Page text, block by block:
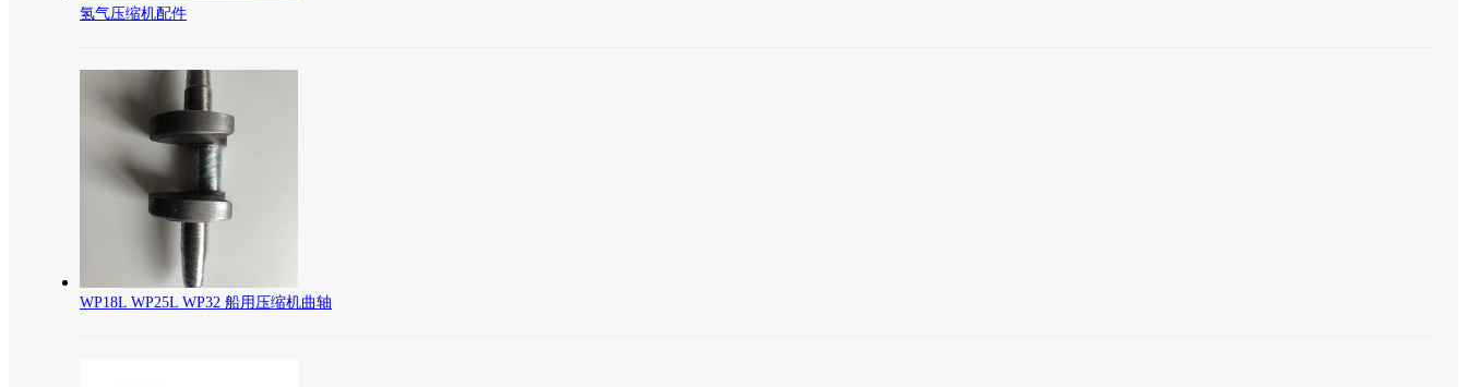
氢气压缩机配件
WP18L WP25L WP32 船用压缩机曲轴